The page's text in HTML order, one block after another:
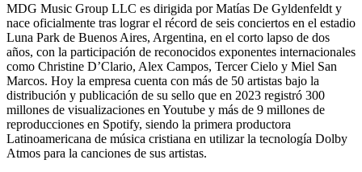
MDG Music Group LLC es dirigida por Matías De Gyldenfeldt y
nace oficialmente tras lograr el récord de seis conciertos en el estadio
Luna Park de Buenos Aires, Argentina, en el corto lapso de dos
años, con la participación de reconocidos exponentes internacionales
como Christine D’Clario, Alex Campos, Tercer Cielo y Miel San
Marcos. Hoy la empresa cuenta con más de 50 artistas bajo la
distribución y publicación de su sello que en 2023 registró 300
millones de visualizaciones en Youtube y más de 9 millones de
reproducciones en Spotify, siendo la primera productora
Latinoamericana de música cristiana en utilizar la tecnología Dolby
Atmos para la canciones de sus artistas.